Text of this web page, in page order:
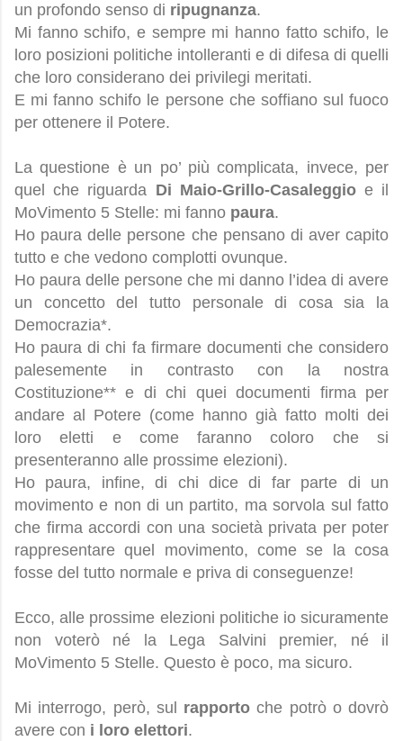
un profondo senso di ripugnanza.
Mi fanno schifo, e sempre mi hanno fatto schifo, le
loro posizioni politiche intolleranti e di difesa di quelli
che loro considerano dei privilegi meritati.
E mi fanno schifo le persone che soffiano sul fuoco
per ottenere il Potere.
La questione è un po’ più complicata, invece, per
quel che riguarda Di Maio-Grillo-Casaleggioe il
MoVimento 5 Stelle: mi fanno paura.
Ho paura delle persone che pensano di aver capito
tutto e che vedono complotti ovunque.
Ho paura delle persone che mi danno l’idea di avere
un concetto del tutto personale di cosa sia la
Democrazia*.
Ho paura di chi fa firmare documenti che considero
palesemente in contrasto con la nostra
Costituzione** e di chi quei documenti firma per
andare al Potere (come hanno già fatto molti dei
loro eletti e come faranno coloro che si
presenteranno alle prossime elezioni).
Ho paura, infine, di chi dice di far parte di un
movimento e non di un partito, ma sorvola sul fatto
che firma accordi con una società privata per poter
rappresentare quel movimento, come se la cosa
fosse del tutto normale e priva di conseguenze!
Ecco, alle prossime elezioni politiche io sicuramente
non voterò né la Lega Salvini premier, né il
MoVimento 5 Stelle. Questo è poco, ma sicuro.
Mi interrogo, però, sul rapportoche potrò o dovrò
avere con i loro elettori.